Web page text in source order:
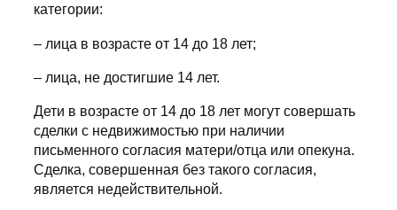
категории:
– лица в возрасте от 14 до 18 лет;
– лица, не достигшие 14 лет.
Дети в возрасте от 14 до 18 лет могут совершать
сделки с недвижимостью при наличии
письменного согласия матери/отца или опекуна.
Сделка, совершенная без такого согласия,
является недействительной.